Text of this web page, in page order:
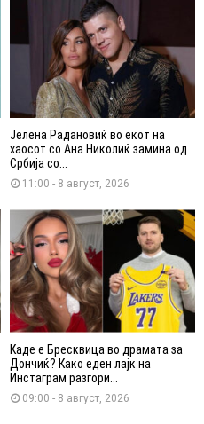
Јелена Радановиќ во екот на
хаосот со Ана Николиќ замина од
Србија со...
11:00 - 8 август, 2026
Каде е Бресквица во драмата за
Дончиќ? Како еден лајк на
Инстаграм разгори...
09:00 - 8 август, 2026